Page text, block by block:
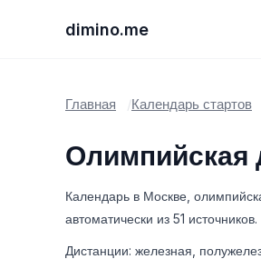
dimino.me
Главная Календарь стартов
Олимпийская
Календарь в Москве,
автоматически из 51 источников.
Дистанции: железная,